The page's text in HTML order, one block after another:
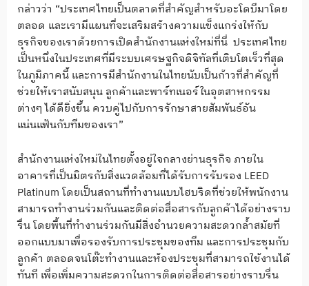
กล่าวว่า “ประเทศไทยเป็นตลาดที่สำคัญสำหรับอะโดบีมาโดย
ตลอด และเรามีแผนที่จะเสริมสร้างความแข็งแกร่งให้กับ
ธุรกิจของเราด้วยการเปิดสำนักงานแห่งใหม่ที่นี่ ประเทศไทย
เป็นหนึ่งในประเทศที่มีระบบเศรษฐกิจดิจิทัลที่เติบโตเร็วที่สุด
ในภูมิภาคนี้ และการมีสำนักงานในไทยนับเป็นก้าวที่สำคัญที่
ช่วยให้เราสนับสนุน ลูกค้าและพาร์ทเนอร์ในอุตสาหกรรม
ต่างๆ ได้ดียิ่งขึ้น ควบคู่ไปกับการรักษาสายสัมพันธ์อัน
แน่นแฟ้นกับทีมของเรา”
สำนักงานแห่งใหม่ในไทยตั้งอยู่ใจกลางย่านธุรกิจ ภายใน
อาคารที่เป็นมิตรกับสิ่งแวดล้อมที่ได้รับการรับรอง LEED
Platinum โดยเป็นสถานที่ทำงานแบบไฮบริดที่ช่วยให้พนักงาน
สามารถทำงานร่วมกันและติดต่อสื่อสารกับลูกค้าได้อย่างราบ
รื่น โดยพื้นที่ทำงานร่วมกันมีสิ่งอำนวยความสะดวกล้ำสมัยที่
ออกแบบมาเพื่อรองรับการประชุมของทีม และการประชุมกับ
ลูกค้า ตลอดจนโต๊ะทำงานและห้องประชุมที่สามารถใช้งานได้
ทันที เพื่อเพิ่มความสะดวกในการติดต่อสื่อสารอย่างราบรื่น